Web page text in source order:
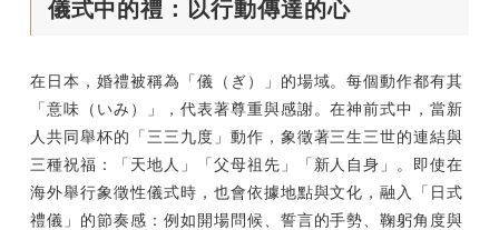
儀式中的禮：以行動傳達的心
在日本，婚禮被稱為「儀（ぎ）」的場域。每個動作都有其
「意味（いみ）」，代表著尊重與感謝。在神前式中，當新
人共同舉杯的「三三九度」動作，象徵著三生三世的連結與
三種祝福：「天地人」「父母祖先」「新人自身」。即使在
海外舉行象徵性儀式時，也會依據地點與文化，融入「日式
禮儀」的節奏感：例如開場問候、誓言的手勢、鞠躬角度與